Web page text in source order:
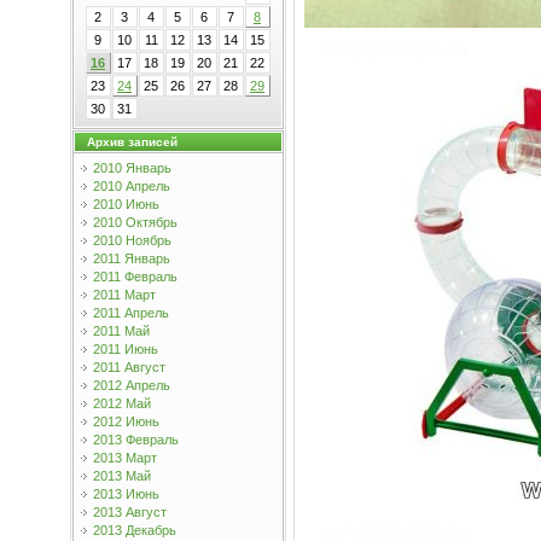
2
3 4 5 6 7
8
9
10 11 12 13 14
15
16
17 18 19 20 21
22
23
24 25 26 27 28
29
30
31
Архив записей
2010 Январь
2010 Апрель
2010 Июнь
2010 Октябрь
2010 Ноябрь
2011 Январь
2011 Февраль
2011 Март
2011 Апрель
2011 Май
2011 Июнь
2011 Август
2012 Апрель
2012 Май
2012 Июнь
2013 Февраль
2013 Март
2013 Май
2013 Июнь
2013 Август
2013 Декабрь